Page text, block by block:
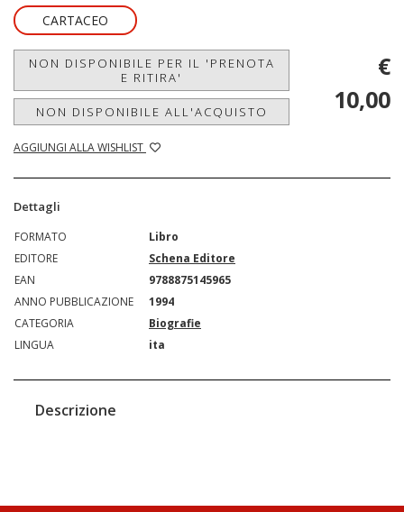
CARTACEO
NON DISPONIBILE PER IL 'PRENOTA
E RITIRA'
NON DISPONIBILE ALL'ACQUISTO
AGGIUNGI ALLA WISHLIST
€
10,00
Dettagli
FORMATO
Libro
EDITORE
Schena Editore
EAN
9788875145965
ANNO PUBBLICAZIONE
1994
CATEGORIA
Biografie
LINGUA
ita
Descrizione